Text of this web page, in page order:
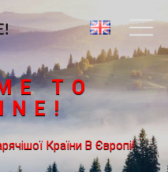
TO
Країни В Європі!